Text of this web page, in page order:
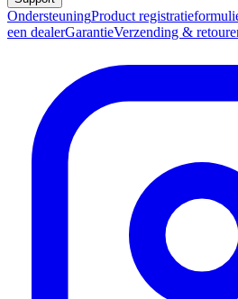
OndersteuningProduct
een dealerGarantieVerzending &